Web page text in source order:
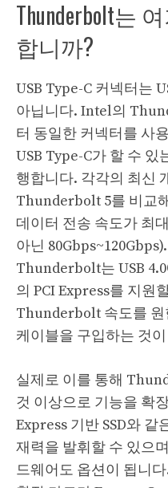
Thunderbolt는
합니까?
USB Type-C 커넥터는
아닙니다. Intel의
터 동일한 커넥터를 사
USB Type-C가 할 수 있
행합니다. 각각의 최신
Thunderbolt 5를 비교
데이터 전송 속도가 최
아닌
Thunderbolt는 USB
의 PCI Express를 지원
Thunderbolt 속도를
케이블을 구입하는 것
실제로 이를 통해
것 이상으로 기능을 확
Express 기반 SSD와
재력을 발휘할 수 있으
드웨어도 옵션이 됩니